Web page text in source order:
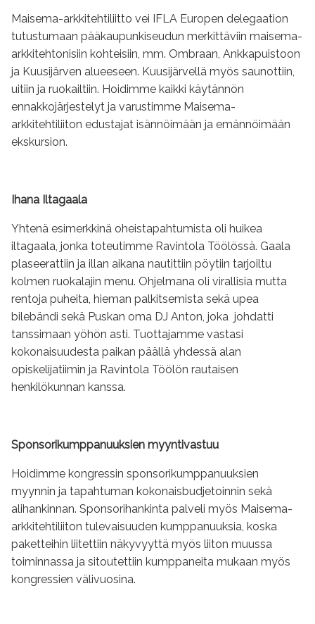
Maisema-arkkitehtiliitto vei IFLA Europen delegaation
tutustumaan pääkaupunkiseudun merkittäviin maisema-
arkkitehtonisiin kohteisiin, mm. Ombraan, Ankkapuistoon
ja Kuusijärven alueeseen. Kuusijärvellä myös saunottiin,
uitiin ja ruokailtiin. Hoidimme kaikki käytännön
ennakkojärjestelyt ja varustimme Maisema-
arkkitehtiliiton edustajat isännöimään ja emännöimään
ekskursion.
Ihana Iltagaala
Yhtenä esimerkkinä oheistapahtumista oli huikea
iltagaala, jonka toteutimme Ravintola Töölössä. Gaala
plaseerattiin ja illan aikana nautittiin pöytiin tarjoiltu
kolmen ruokalajin menu. Ohjelmana oli virallisia mutta
rentoja puheita, hieman palkitsemista sekä upea
bilebändi sekä Puskan oma DJ Anton, joka johdatti
tanssimaan yöhön asti. Tuottajamme vastasi
kokonaisuudesta paikan päällä yhdessä alan
opiskelijatiimin ja Ravintola Töölön rautaisen
henkilökunnan kanssa.
Sponsorikumppanuuksien myyntivastuu
Hoidimme kongressin sponsorikumppanuuksien
myynnin ja tapahtuman kokonaisbudjetoinnin sekä
alihankinnan. Sponsorihankinta palveli myös Maisema-
arkkitehtiliiton tulevaisuuden kumppanuuksia, koska
paketteihin liitettiin näkyvyyttä myös liiton muussa
toiminnassa ja sitoutettiin kumppaneita mukaan myös
kongressien välivuosina.